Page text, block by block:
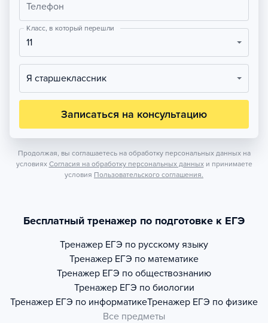
Телефон
Класс, в который перешли
11
Я старшеклассник
Записаться на консультацию
Продолжая, вы соглашаетесь на обработку персональных данных на
условиях Согласия на обработку персональных данных и принимаете
условия Пользовательского соглашения.
Бесплатный тренажер по подготовке к ЕГЭ
Тренажер ЕГЭ по русскому языку
Тренажер ЕГЭ по математике
Тренажер ЕГЭ по обществознанию
Тренажер ЕГЭ по биологии
Тренажер ЕГЭ по информатикеТренажер ЕГЭ по физике
Все предметы